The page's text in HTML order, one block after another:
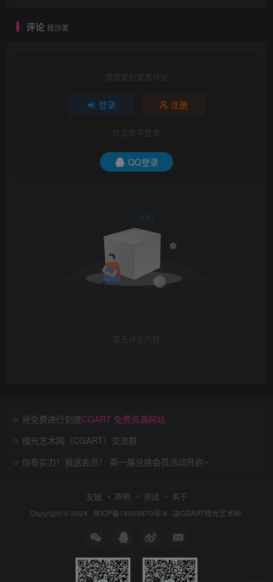
评论 抢沙发
请登录后发表评论
登录 注册
社交账号登录
QQ登录
暂无评论内容
将免费进行到底CGART 免费资源网站
橙光艺术网（CGART）交流群
你有实力！我送会员！ 第一届兑换会员活动开启~
友链 声明 测试 关于
Copyright © 2024 · 陕ICP备18005870号-8 · 由CGART橙光艺术网.